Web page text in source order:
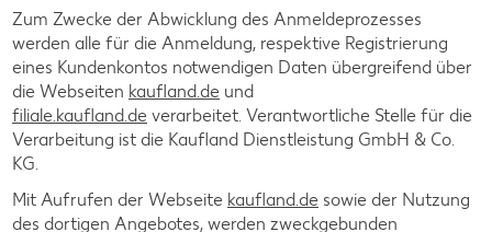
Zum Zwecke der Abwicklung des Anmeldeprozesses
werden alle für die Anmeldung, respektive Registrierung
eines Kundenkontos notwendigen Daten übergreifend über
die Webseiten kaufland.de und
filiale.kaufland.de verarbeitet. Verantwortliche Stelle für die
Verarbeitung ist die Kaufland Dienstleistung GmbH & Co.
KG.
Mit Aufrufen der Webseite kaufland.de sowie der Nutzung
des dortigen Angebotes, werden zweckgebunden